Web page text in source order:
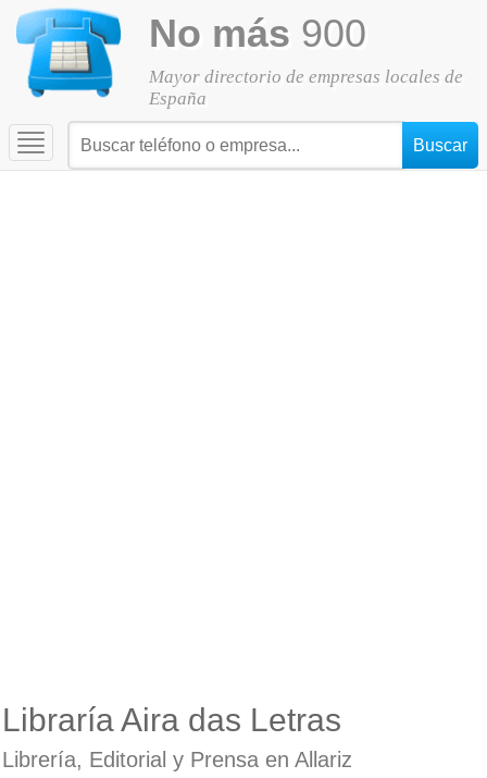
No más 900
Mayor directorio de empresas locales de
España
Toggle
navigation
Libraría Aira das Letras
Librería, Editorial y Prensa en Allariz